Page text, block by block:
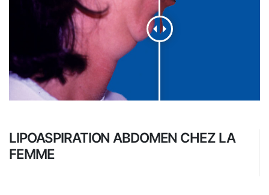
LIPOASPIRATION ABDOMEN CHEZ LA
FEMME